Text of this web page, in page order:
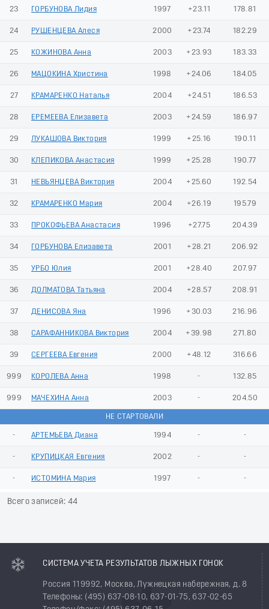
23 ГОРБУНОВА Лидия 1997 +23.11 178.81
24 РУШЕНЦЕВА Алеся 2000 +23.74 182.29
25 КОЖИНОВА Анна 2003 +23.93 183.33
26 МАЦОКИНА Христина 1998 +24.06 184.05
27 КРАМАРЕНКО Наталья 2004 +24.51 186.53
28 ЕРЕМЕЕВА Елизавета 2003 +24.59 186.97
29 ЛУКАШОВА Виктория 1999 +25.16 190.11
30 КЛЕПИКОВА Анастасия 1999 +25.28 190.77
31 НЕВЬЯНЦЕВА Виктория 2004 +25.60 192.54
32 КРАМАРЕНКО Мария 2004 +26.19 195.79
33 ПРОКОФЬЕВА Анастасия 1996 +27.75 204.39
34 ГОРБУНОВА Елизавета 2001 +28.21 206.92
35 УРБО Юлия 2001 +28.40 207.97
36 ДОЛМАТОВА Татьяна 2004 +28.57 208.91
37 ДЕНИСОВА Яна 1996 +30.03 216.96
38 САРАФАННИКОВА Виктория 2004 +39.98 271.80
39 СЕРГЕЕВА Евгения 2000 +48.12 316.66
999 КОРОЛЕВА Анна 1998 - 132.85
999 МАЧЕХИНА Анна 2003 - 204.50
НЕ СТАРТОВАЛИ
- АРТЕМЬЕВА Диана 1994 - -
- КРУПИЦКАЯ Евгения 2002 - -
- ИСТОМИНА Мария 1997 - -
Всего записей: 44
СИСТЕМА УЧЕТА РЕЗУЛЬТАТОВ ЛЫЖНЫХ ГОНОК
Россия 119992, Москва, Лужнецкая набережная, д. 8
Телефоны: (495) 637-08-10, 637-01-75, 637-02-65